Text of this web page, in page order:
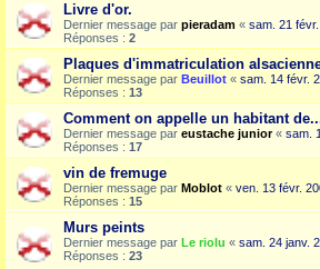
Livre d'or.
Dernier message par pieradam « sam. 21
Réponses : 2
Plaques d'immatriculation
Dernier message par Beuillot « sam. 14 févr.
Réponses : 13
Comment on appelle un habitant
Dernier message par eustache junior« sam.
Réponses : 17
vin de fremuge
Dernier message par Moblot « ven. 13 févr.
Réponses : 15
Murs peints
Dernier message par Le riolu « sam. 24 janv.
Réponses : 23